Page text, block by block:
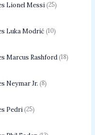
Lionel Messi 25
Luka Modrić 10
Marcus Rashford 18
Neymar Jr. 8
Pedri 25